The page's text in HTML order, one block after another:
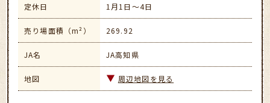
定休日 1月1日～4日
売り場面積（m²） 269.92
JA名 JA高知県
地図 周辺地図を見る